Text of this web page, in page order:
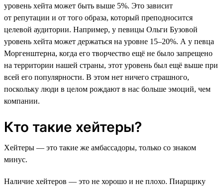
уровень хейта может быть выше 5%. Это зависит
от репутации и от того образа, который преподносится
целевой аудитории. Например, у певицы Ольги Бузовой
уровень хейта может держаться на уровне 15–20%. А у певца
Моргенштерна, когда его творчество ещё не было запрещено
на территории нашей страны, этот уровень был ещё выше при
всей его популярности. В этом нет ничего страшного,
поскольку люди в целом рождают в нас больше эмоций, чем
компании.
Кто такие хейтеры?
Хейтеры — это такие же амбассадоры, только со знаком
минус.
Наличие хейтеров — это не хорошо и не плохо. Пиарщику